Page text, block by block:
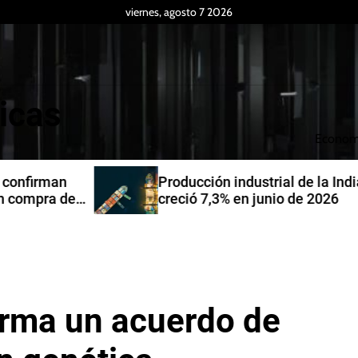
viernes, agosto 7 2026
Producción industrial de la India
creció 7,3% en junio de 2026
un acuerdo de